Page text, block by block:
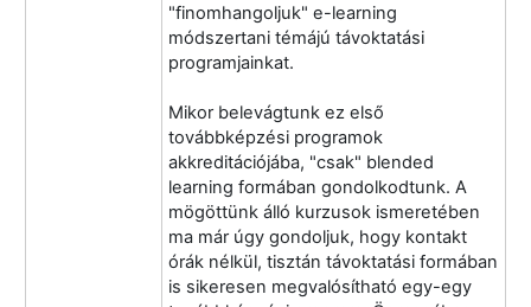
"finomhangoljuk" e-learning
módszertani témájú távoktatási
programjainkat.
Mikor belevágtunk ez első
továbbképzési programok
akkreditációjába, "csak" blended
learning formában gondolkodtunk. A
mögöttünk álló kurzusok ismeretében
ma már úgy gondoljuk, hogy kontakt
órák nélkül, tisztán távoktatási formában
is sikeresen megvalósítható egy-egy